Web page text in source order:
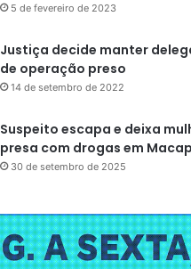
5 de fevereiro de 2023
Justiça decide manter
de operação preso
14 de setembro de 2022
Suspeito escapa e deixa
presa com drogas em
30 de setembro de 2025